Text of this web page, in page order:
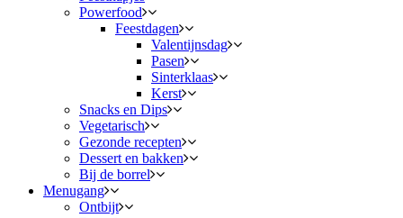
Powerfood
Feestdagen
Valentijnsdag
Pasen
Sinterklaas
Kerst
Snacks en Dips
Vegetarisch
Gezonde recepten
Dessert en bakken
Bij de borrel
Menugang
Ontbijt